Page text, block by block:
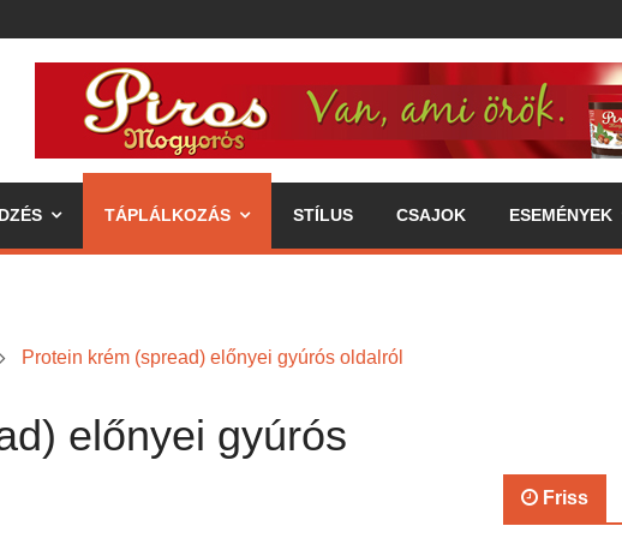
TÁPLÁLKOZÁS STÍLUS CSAJOK ESEMÉNYEK
egészséges életmódhoz
a váll
Protein krém (spread) előnyei gyúrós oldalról
előnyei gyúrós
Friss